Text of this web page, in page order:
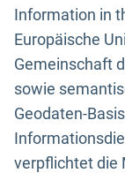
Information in
Europäische
Gemeinschaft
sowie
Geodaten-
verpflichtet die